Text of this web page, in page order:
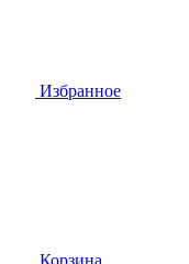
Избранное
Корзина